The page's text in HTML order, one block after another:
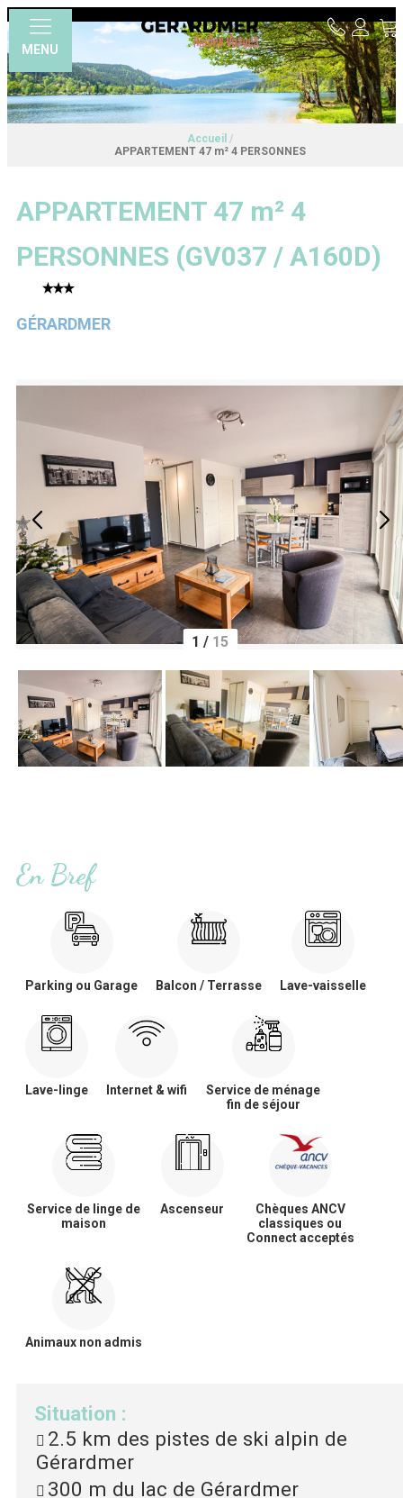
MENU
Accueil /
APPARTEMENT 47 m² 4 PERSONNES
APPARTEMENT 47 m² 4
PERSONNES (GV037 / A160D)
GÉRARDMER
1 / 15
En Bref
Parking ou Garage Balcon / Terrasse Lave-vaisselle
Lave-linge Internet & wifi
Service de ménage
fin de séjour
Service de linge de
maison
Ascenseur
Chèques ANCV
classiques ou
Connect acceptés
Animaux non admis
Situation :
2.5 km des pistes de ski alpin de
Gérardmer
300 m du lac de Gérardmer